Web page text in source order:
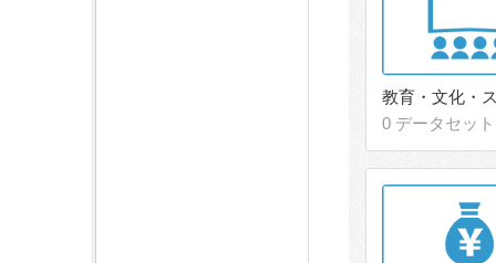
教育・文化・
0 データセット